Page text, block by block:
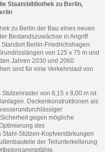
Staatsbibliothek zu Berlin,
zu Berlin der Bau eines neuen
Bestandszuwächse in Angriff
Berlin-Friedrichshagen.
von 125 x 75 m und
Jahren 2030 und 2060
sind für eine Verkehrslast von
von 8,15 x 8,00 m ist
Deckenkonstruktionen als
gegen mögliche
des
Stützen-Kopfverstärkungen
der Teilunterkellerung